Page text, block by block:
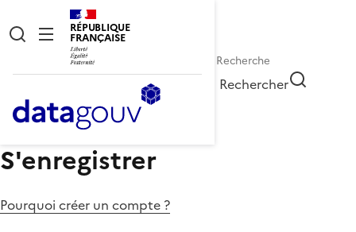
RÉPUBLIQUE
FRANÇAISE
Rechercher
S'enregistrer
Pourquoi créer un compte ?